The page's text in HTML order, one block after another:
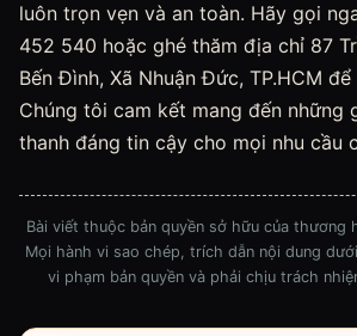
luôn trọn vẹn và an toàn. Hãy gọi
452 540 hoặc ghé thăm địa chỉ 87
Bến Đình, Xã Nhuận Đức, TP.HCM
Chúng tôi cam kết mang đến những
thanh đáng tin cậy cho mọi nhu cầu
Bài viết thuộc bản quyền sở hữu của thương
Mọi hành vi sao chép, trích dẫn nội dung
vi phạm bản quyền và phải chịu trách